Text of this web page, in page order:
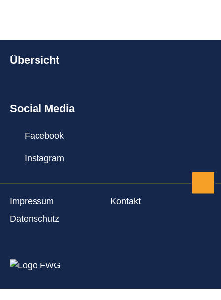
Übersicht
Social Media
Facebook
Instagram
Impressum
Kontakt
Datenschutz